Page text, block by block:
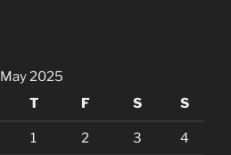
May 2025
T F S S
1 2 3 4